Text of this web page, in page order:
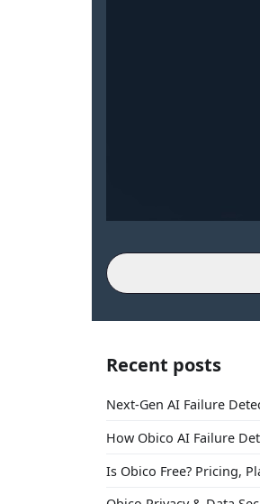
Recent posts
Next-Gen AI Failure
How Obico AI Failure
Is Obico Free? Pricing,